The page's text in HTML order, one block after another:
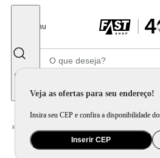
Menu
Veja as ofertas para seu endereço!
Insira seu CEP e confira a disponibilidade
Inserir CEP
Home